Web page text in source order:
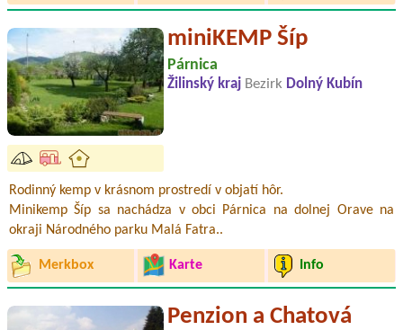
miniKEMP Šíp
Párnica
Žilinský kraj Bezirk Dolný Kubín
Rodinný kemp v krásnom prostredí v objatí hôr.
Minikemp Šíp sa nachádza v obci Párnica na dolnej Orave na
okraji Národného parku Malá Fatra..
Merkbox Karte Info
Penzion a Chatová